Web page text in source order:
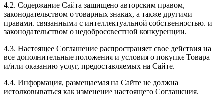
4.2. Содержание Сайта защищено авторским правом,
законодательством о товарных знаках, а также другими
правами, связанными с интеллектуальной собственностью, и
законодательством о недобросовестной конкуренции.
4.3. Настоящее Соглашение распространяет свое действия на
все дополнительные положения и условия о покупке Товара
и/или оказанию услуг, предоставляемых на Сайте.
4.4. Информация, размещаемая на Сайте не должна
истолковываться как изменение настоящего Соглашения.